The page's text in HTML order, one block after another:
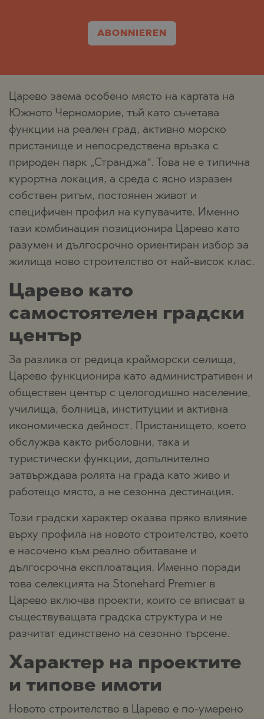
ABONNIEREN
Царево заема особено място на картата на
Южното Черноморие, тъй като съчетава
функции на реален град, активно морско
пристанище и непосредствена връзка с
природен парк „Странджа“. Това не е типична
курортна локация, а среда с ясно изразен
собствен ритъм, постоянен живот и
специфичен профил на купувачите. Именно
тази комбинация позиционира Царево като
разумен и дългосрочно ориентиран избор за
жилища ново строителство от най-висок клас.
Царево като
самостоятелен градски
център
За разлика от редица крайморски селища,
Царево функционира като административен и
обществен център с целогодишно население,
училища, болница, институции и активна
икономическа дейност. Пристанището, което
обслужва както риболовни, така и
туристически функции, допълнително
затвърждава ролята на града като живо и
работещо място, а не сезонна дестинация.
Този градски характер оказва пряко влияние
върху профила на новото строителство, което
е насочено към реално обитаване и
дългосрочна експлоатация. Именно поради
това селекцията на Stonehard Premier в
Царево включва проекти, които се вписват в
съществуващата градска структура и не
разчитат единствено на сезонно търсене.
Характер на проектите
и типове имоти
Новото строителство в Царево е по-умерено